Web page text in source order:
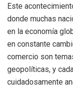
Este
donde muchas
en la economía
en constante
comercio son
geopolíticas, y
cuidadosamente